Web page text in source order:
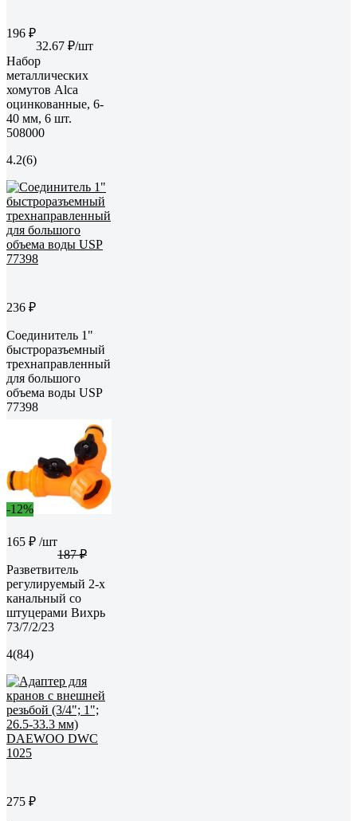
196 ₽
32.67 ₽/шт
Набор
металлических
хомутов Alca
оцинкованные, 6-
40 мм, 6 шт.
508000
4.2(6)
236 ₽
Соединитель 1"
быстроразъемный
трехнаправленный
для большого
объема воды USP
77398
-12%
165 ₽ /шт
187 ₽
Разветвитель
регулируемый 2-х
канальный со
штуцерами Вихрь
73/7/2/23
4(84)
275 ₽